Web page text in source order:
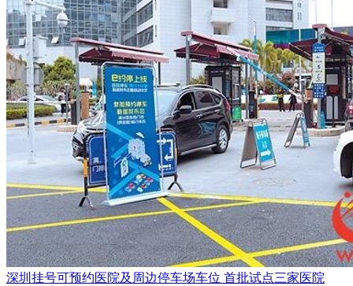
深圳挂号可预约医院及周边停车场车位 首批试点三家医院